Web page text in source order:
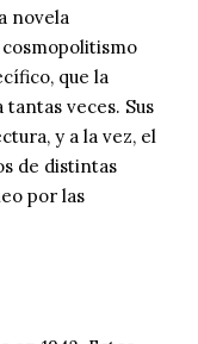
novela
cosmopolitismo
que la
tantas veces. Sus
y a la vez, el
de distintas
por las